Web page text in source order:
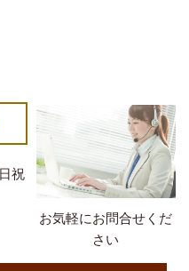
お気軽にお問合せくだ
さい
祝